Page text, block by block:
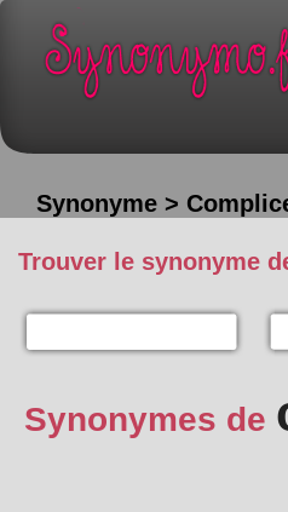
Synonyme >
Trouver le synonyme
Synonymes de